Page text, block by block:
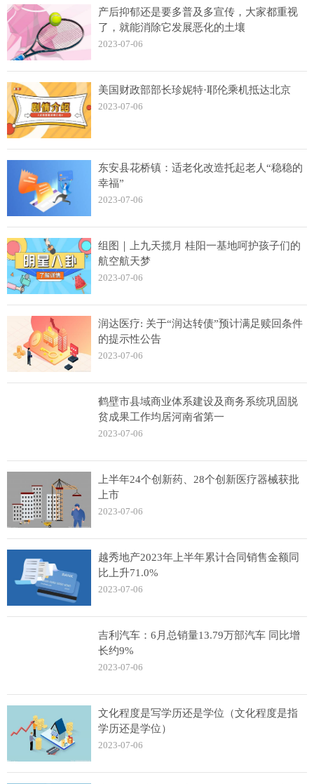
产后抑郁还是要多普及多宣传，大家都重视
了，就能消除它发展恶化的土壤
2023-07-06
美国财政部部长珍妮特·耶伦乘机抵达北京
2023-07-06
东安县花桥镇：适老化改造托起老人“稳稳的
幸福”
2023-07-06
组图｜上九天揽月 桂阳一基地呵护孩子们的
航空航天梦
2023-07-06
润达医疗: 关于“润达转债”预计满足赎回条件
的提示性公告
2023-07-06
鹤壁市县域商业体系建设及商务系统巩固脱
贫成果工作均居河南省第一
2023-07-06
上半年24个创新药、28个创新医疗器械获批
上市
2023-07-06
越秀地产2023年上半年累计合同销售金额同
比上升71.0%
2023-07-06
吉利汽车：6月总销量13.79万部汽车 同比增
长约9%
2023-07-06
文化程度是写学历还是学位（文化程度是指
学历还是学位）
2023-07-06